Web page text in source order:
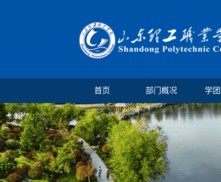
首页 部门概况 学